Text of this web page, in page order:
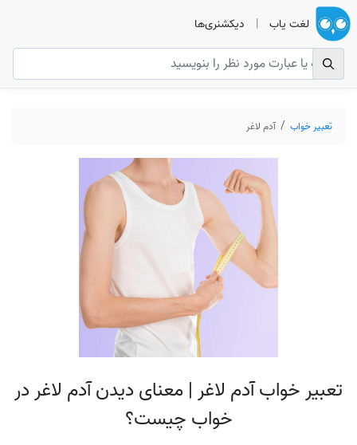
لغت یاب | دیکشنری‌ها
تعبیر خواب آدم لاغر
تعبیر خواب آدم لاغر | معنای دیدن آدم لاغر در
خواب چیست؟